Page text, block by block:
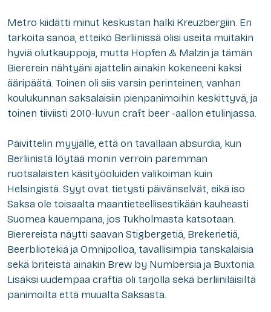
Metro kiidätti minut keskustan halki Kreuzbergiin. En
tarkoita sanoa, etteikö Berliinissä olisi useita muitakin
hyviä olutkauppoja, mutta Hopfen & Malzin ja tämän
Biererein nähtyäni ajattelin ainakin kokeneeni kaksi
ääripäätä. Toinen oli siis varsin perinteinen, vanhan
koulukunnan saksalaisiin pienpanimoihin keskittyvä, ja
toinen tiiviisti 2010-luvun craft beer -aallon etulinjassa.
Päivittelin myyjälle, että on tavallaan absurdia, kun
Berliinistä löytää monin verroin paremman
ruotsalaisten käsityöoluiden valikoiman kuin
Helsingistä. Syyt ovat tietysti päivänselvät, eikä iso
Saksa ole toisaalta maantieteellisestikään kauheasti
Suomea kauempana, jos Tukholmasta katsotaan.
Bierereista näytti saavan Stigbergetiä, Brekerietiä,
Beerbliotekiä ja Omnipolloa, tavallisimpia tanskalaisia
sekä briteistä ainakin Brew by Numbersia ja Buxtonia.
Lisäksi uudempaa craftia oli tarjolla sekä berliiniläisiltä
panimoilta että muualta Saksasta.